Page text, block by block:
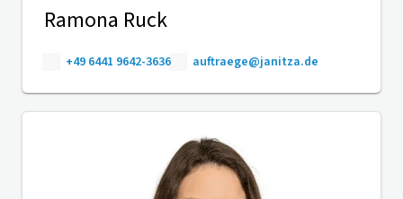
Ramona Ruck
+49 6441 9642-3636 auftraege@janitza.de